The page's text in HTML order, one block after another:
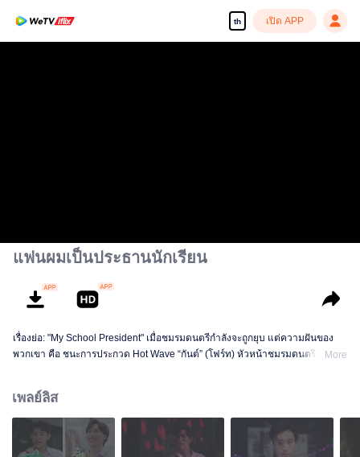
th เปิด APP
แฟนผมเป็นประธานนักเรียน
เรื่องย่อ: "My School President" เมื่อชมรมดนตรีกำลังจะถูกยุบ แต่ความฝันของ
พวกเขา คือ ชนะการประกวด Hot Wave “กันต์” (โฟร์ท) หัวหน้าชมรมดนตรี เลย
เป็นคนที่เขาแอบชอบมาตั้งนาน งานนี้ติณณ์เลยต้องช่วยกันต์ให้ชนะการประกวด
เพื่อที่เขาจะได้ขอกันต์เป็นแฟนสักที! ร่วมส่งท้ายชีวิต ม.6 พร้อมเติมเต็ม Playlist
ชีวิตวัยมัธยมที่เต็มไปด้วยเรื่องราวของ ความรัก-ความฝัน-มิตรภาพ ไปกับพวกเขา
ได้ในซีรีส์ “แฟนผมเป็นประธานนักเรียน My School President”
More
เพลย์ลิส